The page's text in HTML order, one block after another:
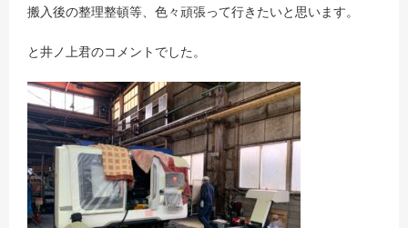
搬入後の整理整頓等、色々頑張って行きたいと思います。
と井ノ上君のコメントでした。